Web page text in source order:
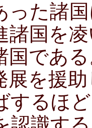
った諸
諸国を
国であ
展を援
するほ